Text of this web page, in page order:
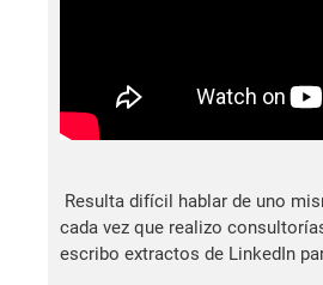
Resulta difícil hablar de uno
cada vez que realizo
escribo extractos de LinkedIn